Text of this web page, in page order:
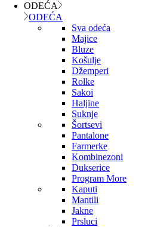
ODEĆA
ODEĆA
Sva odeća
Majice
Bluze
Košulje
Džemperi
Rolke
Sakoi
Haljine
Suknje
Šortsevi
Pantalone
Farmerke
Kombinezoni
Dukserice
Program More
Kaputi
Mantili
Jakne
Prsluci